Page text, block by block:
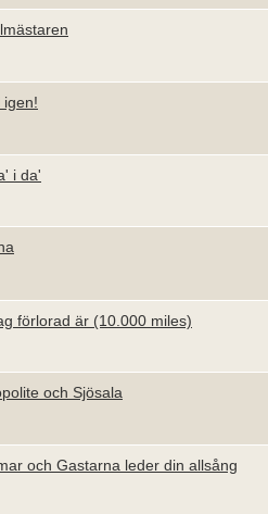
igen!
i da'
förlorad är (10.000 miles)
och Sjösala
och Gastarna leder din allsång